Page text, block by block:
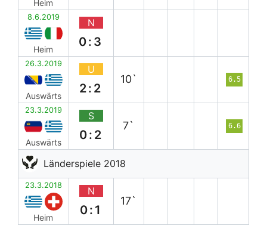
Heim
8.6.2019
Heim
N
0:3
26.3.2019
Auswärts
U
2:2
10` 6.5
23.3.2019
Auswärts
S
0:2
7` 6.6
Länderspiele 2018
23.3.2018
Heim
N
0:1
17`